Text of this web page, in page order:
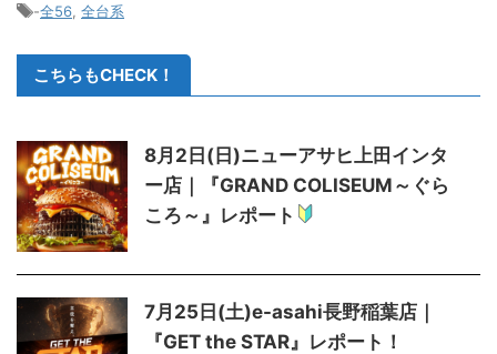
-全56 全台系
こちらもCHECK！
8月2日(日)ニューアサヒ上田インタ
ー店｜『GRAND COLISEUM～ぐら
ころ～』レポート
7月25日(土)e-asahi長野稲葉店｜
『GET the STAR』レポート！